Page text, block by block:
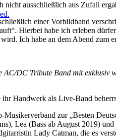
ausschließlich aus Zufall
einer Vorbildband
Hierbei habe ich erleben
Ich habe an dem Abend zum
AC/DC Tribute Band mit exklusiv
Handwerk als Live-Band
zur „Besten
Lea (Bass ab August 2019)
Lady Catman, die es